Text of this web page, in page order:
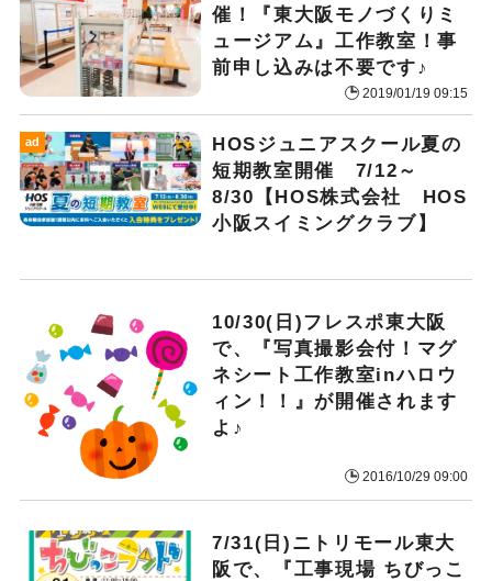
催！『東大阪モノづくりミ
ュージアム』工作教室！事
前申し込みは不要です♪
2019/01/19 09:15
ad
HOSジュニアスクール夏の
短期教室開催 7/12～
8/30【HOS株式会社 HOS
小阪スイミングクラブ】
10/30(日)フレスポ東大阪
で、『写真撮影会付！マグ
ネシート工作教室inハロウ
ィン！！』が開催されます
よ♪
2016/10/29 09:00
7/31(日)ニトリモール東大
阪で、『工事現場 ちびっこ